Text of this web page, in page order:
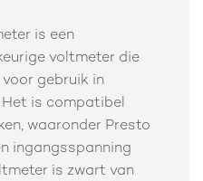
is een
voltmeter die
gebruik in
is compatibel
waaronder Presto
ingangsspanning
is zwart van